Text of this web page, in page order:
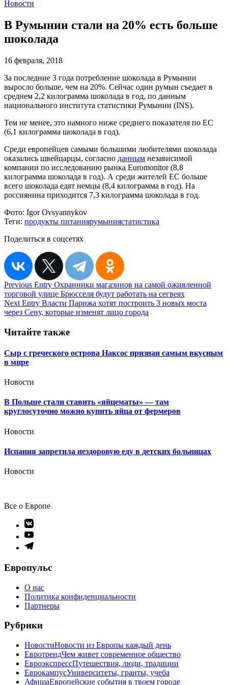
Новости
В Румынии стали на 20% есть больше
шоколада
16 февраля, 2018
За последние 3 года потребление шоколада в Румынии
выросло больше, чем на 20%. Сейчас один румын съедает в
среднем 2,2 килограмма шоколада в год, по данным
национального института статистики Румынии (INS).
Тем не менее, это намного ниже среднего показателя по ЕС
(6,1 килограмма шоколада в год).
Среди европейцев самыми большими любителями шоколада
оказались швейцарцы, согласно данным независимой
компании по исследованию рынка Euromonitor (8,8
килограмма шоколада в год). А среди жителей ЕС больше
всего шоколада едят немцы (8,4 килограмма в год). На
россиянина приходится 7,3 килограмма шоколада в год.
Фото: Igor Ovsyannykov
Теги: продукты питаниярумыниястатистика
Поделиться в соцсетях
Навигация
по
записям
Previous Entry Охранники магазинов на самой оживленной
торговой улице Брюсселя будут работать на сегвеях
Next Entry Власти Парижа хотят построить 3 новых моста
через Сену, которые изменят лицо города
Читайте также
Сыр с греческого острова Наксос признан самым вкусным
в мире
Новости
В Польше стали ставить «яйцематы» — там
круглосуточно можно купить яйца от фермеров
Новости
Испания запретила нездоровую еду в детских больницах
Новости
Все о Европе
Элемент
меню
Элемент
меню
Элемент
Европульс
О нас
Политика конфиденциальности
Партнеры
Рубрики
НовостиНовости из Европы каждый день
ЕвротрендЧем живет современное общество
ЕвроэкспрессПутешествия, люди, традиции
ЕврокампусУниверситеты, гранты, учеба
АфишаЕвропейские события в твоем городе